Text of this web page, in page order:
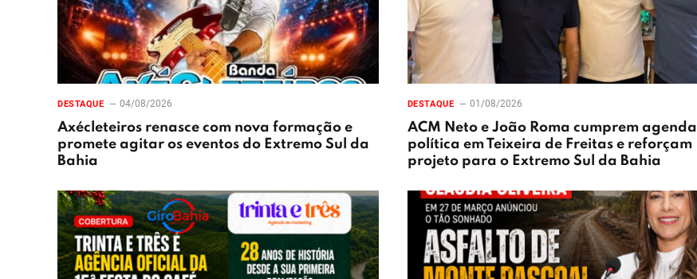
DESTAQUE 04/08/2026
Axécleteiros renasce com nova formação e
promete agitar os eventos do Extremo Sul da
Bahia
DESTAQUE 01/08/2026
ACM Neto e João Roma cumprem agenda
política em Teixeira de Freitas e reforçam
projeto para o Extremo Sul da Bahia